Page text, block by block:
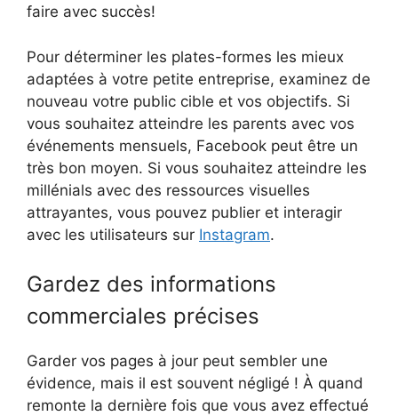
faire avec succès!
Pour déterminer les plates-formes les mieux
adaptées à votre petite entreprise, examinez de
nouveau votre public cible et vos objectifs. Si
vous souhaitez atteindre les parents avec vos
événements mensuels, Facebook peut être un
très bon moyen. Si vous souhaitez atteindre les
millénials avec des ressources visuelles
attrayantes, vous pouvez publier et interagir
avec les utilisateurs sur Instagram.
Gardez des informations
commerciales précises
Garder vos pages à jour peut sembler une
évidence, mais il est souvent négligé ! À quand
remonte la dernière fois que vous avez effectué